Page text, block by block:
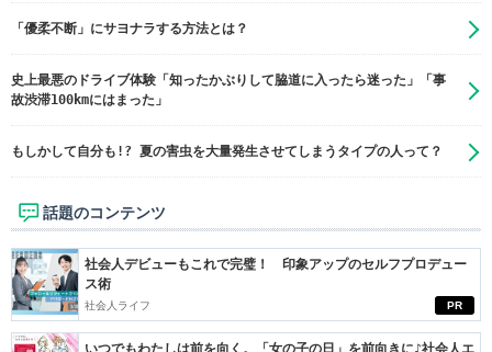
「優柔不断」にサヨナラする方法とは？
史上最悪のドライブ体験「知ったかぶりして脇道に入ったら迷った」「事
故渋滞100kmにはまった」
もしかして自分も!? 夏の害虫を大量発生させてしまうタイプの人って？
話題のコンテンツ
PR
社会人デビューもこれで完璧！ 印象アップのセルフプロデュー
ス術
社会人ライフ
いつでもわたしは前を向く。「女の子の日」を前向きに♪社会人エ